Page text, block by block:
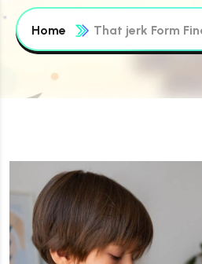
Home That jerk Form